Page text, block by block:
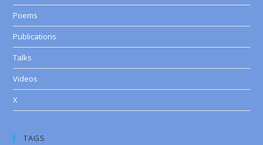
Poems
Publications
Talks
Videos
X
TAGS